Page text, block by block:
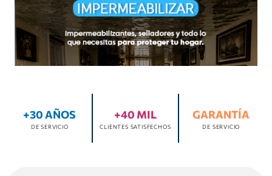
+30 AÑOS
DE SERVICIO
+40 MIL
CLIENTES SATISFECHOS
GARANTÍA
DE SERVICIO